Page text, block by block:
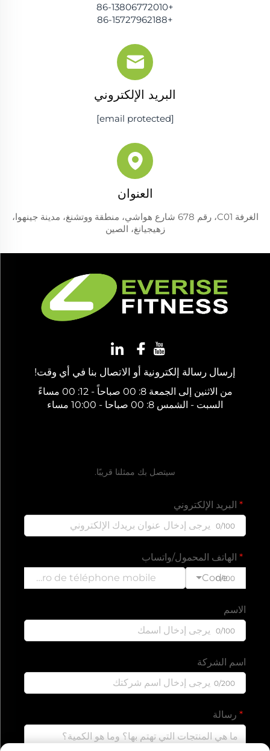
+86-13806772010
+86-15727962188
البريد الإلكتروني
[email protected]
العنوان
الغرفة C01، رقم 678 شارع هواشي، منطقة ووتشنغ، مدينة جينهوا،
زهيجيانغ، الصين
إرسال رسالة إلكترونية أو الاتصال بنا في أي وقت!
من الاثنين إلى الجمعة 8: 00 صباحاً - 12: 00 مساءً
السبت - الشمس 8: 00 صباحا - 10:00 مساء
سيتصل بك ممثلنا قريبًا.
البريد الإلكتروني
0/100
الهاتف المحمول/واتساب
Code
0/100
الاسم
0/100
اسم الشركة
0/200
رسالة